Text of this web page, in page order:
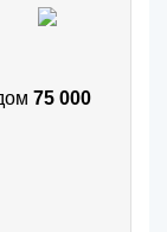
75 000